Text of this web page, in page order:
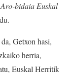
Aro-bidaia Euskal
Getxon hasi,
herria,
Euskal Herritik